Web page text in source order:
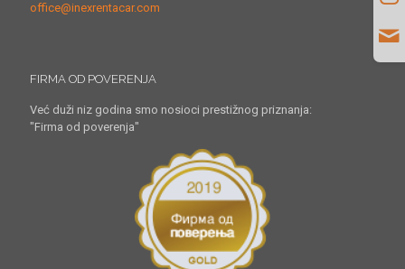
office@inexrentacar.com
FIRMA OD POVERENJA
Već duži niz godina smo nosioci prestižnog priznanja:
"Firma od poverenja"